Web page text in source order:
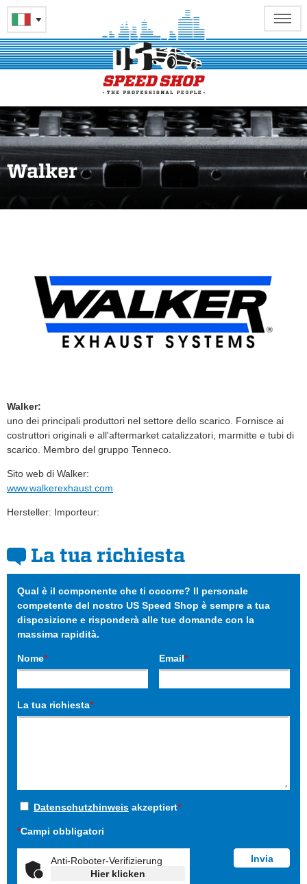
Walker
Walker:
uno dei principali produttori nel settore dello scarico. Fornisce ai
costruttori originali e all'aftermarket catalizzatori, marmitte e tubi di
scarico. Membro del gruppo Tenneco.
Sito web di Walker:
www.walkerexhaust.com
Hersteller: Importeur:
La tua richiesta
Qual è il componente che ti occorre? Il personale
competente del nostro US Speed Shop è sempre a tua
disposizione e risponderà alle tue domande con la
massima rapidità.
Nome* Email*
La tua richiesta*
Datenschutzhinweis akzeptiert*
*Campi obbligatori
Anti-Roboter-Verifizierung
Hier klicken